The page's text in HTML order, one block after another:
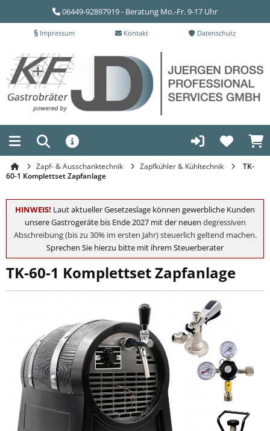
06449-92897919 - Beratung Mo.-Fr. 9-17 Uhr
Impressum Kontakt Datenschutz
Zapf- & Ausschanktechnik Zapfkühler & Kühltechnik
TK-
60-1 Komplettset Zapfanlage
HINWEIS! Laut aktueller Gesetzeslage können gewerbliche Kunden
unsere Gastrogeräte bis Ende 2027 mit der neuen degressiven
Abschreibung (bis zu 30% im ersten Jahr) steuerlich geltend machen.
Sprechen Sie hierzu bitte mit ihrem Steuerberater
TK-60-1 Komplettset Zapfanlage